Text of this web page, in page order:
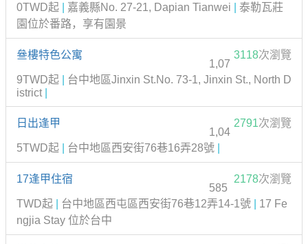
0TWD起
嘉義縣No. 27-21, Dapian Tianwei
泰勒瓦莊
園位於番路，享有園景
叄樓特色公寓 3118次瀏覽
1,07
9TWD起
台中地區Jinxin St.No. 73-1, Jinxin St., North D
istrict
日出逢甲 2791次瀏覽
1,04
5TWD起
台中地區西安街76巷16弄28號
17逢甲住宿 2178次瀏覽
585
TWD起
台中地區西屯區西安街76巷12弄14-1號
17 Fe
ngjia Stay 位於台中